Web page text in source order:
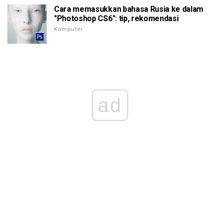
Cara memasukkan bahasa Rusia ke dalam
"Photoshop CS6": tip, rekomendasi
Komputer
ad